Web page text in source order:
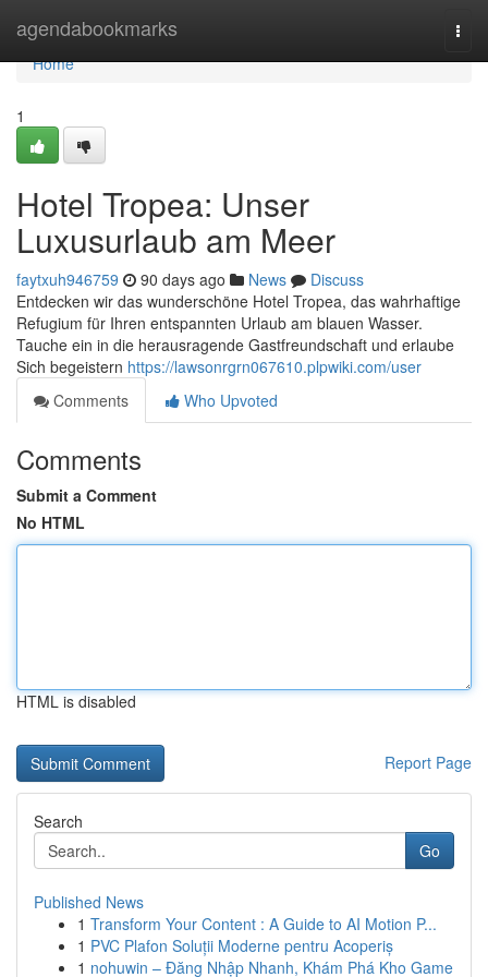
agendabookmarks
Home
Home
1
Hotel Tropea: Unser
Luxusurlaub am Meer
faytxuh946759 90 days ago News
Discuss
Entdecken wir das wunderschöne Hotel Tropea, das wahrhaftige
Refugium für Ihren entspannten Urlaub am blauen Wasser.
Tauche ein in die herausragende Gastfreundschaft und erlaube
Sich begeistern https://lawsonrgrn067610.plpwiki.com/user
Comments
Who Upvoted
Comments
Submit a Comment
No HTML
HTML is disabled
Report Page
Search
Go
Published News
1 Transform Your Content : A Guide to AI Motion P...
1 PVC Plafon Soluții Moderne pentru Acoperiș
1 nohuwin – Đăng Nhập Nhanh, Khám Phá Kho Game